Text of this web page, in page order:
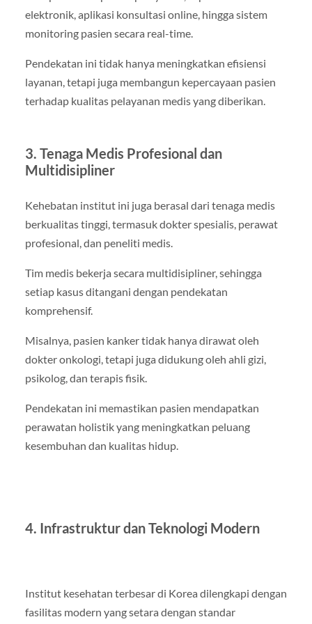
elektronik, aplikasi konsultasi online, hingga sistem
monitoring pasien secara real-time.
Pendekatan ini tidak hanya meningkatkan efisiensi
layanan, tetapi juga membangun kepercayaan pasien
terhadap kualitas pelayanan medis yang diberikan.
3. Tenaga Medis Profesional dan
Multidisipliner
Kehebatan institut ini juga berasal dari tenaga medis
berkualitas tinggi, termasuk dokter spesialis, perawat
profesional, dan peneliti medis.
Tim medis bekerja secara multidisipliner, sehingga
setiap kasus ditangani dengan pendekatan
komprehensif.
Misalnya, pasien kanker tidak hanya dirawat oleh
dokter onkologi, tetapi juga didukung oleh ahli gizi,
psikolog, dan terapis fisik.
Pendekatan ini memastikan pasien mendapatkan
perawatan holistik yang meningkatkan peluang
kesembuhan dan kualitas hidup.
4. Infrastruktur dan Teknologi Modern
Institut kesehatan terbesar di Korea dilengkapi dengan
fasilitas modern yang setara dengan standar